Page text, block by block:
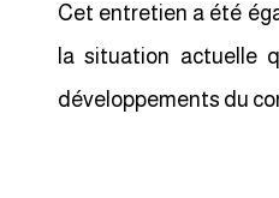
Cet entretien a été
la situation actuelle
développements du